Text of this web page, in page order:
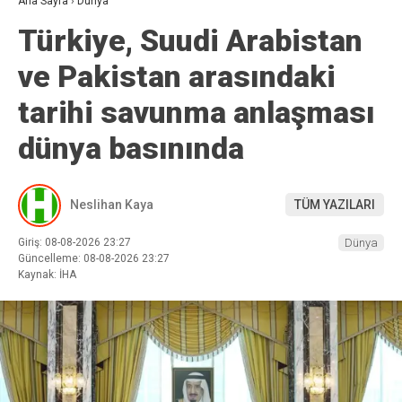
Türkiye, Suudi Arabistan
ve Pakistan arasındaki
tarihi savunma anlaşması
dünya basınında
Neslihan Kaya TÜM YAZILARI
Giriş: 08-08-2026 23:27
Güncelleme: 08-08-2026 23:27
Kaynak: İHA
Dünya